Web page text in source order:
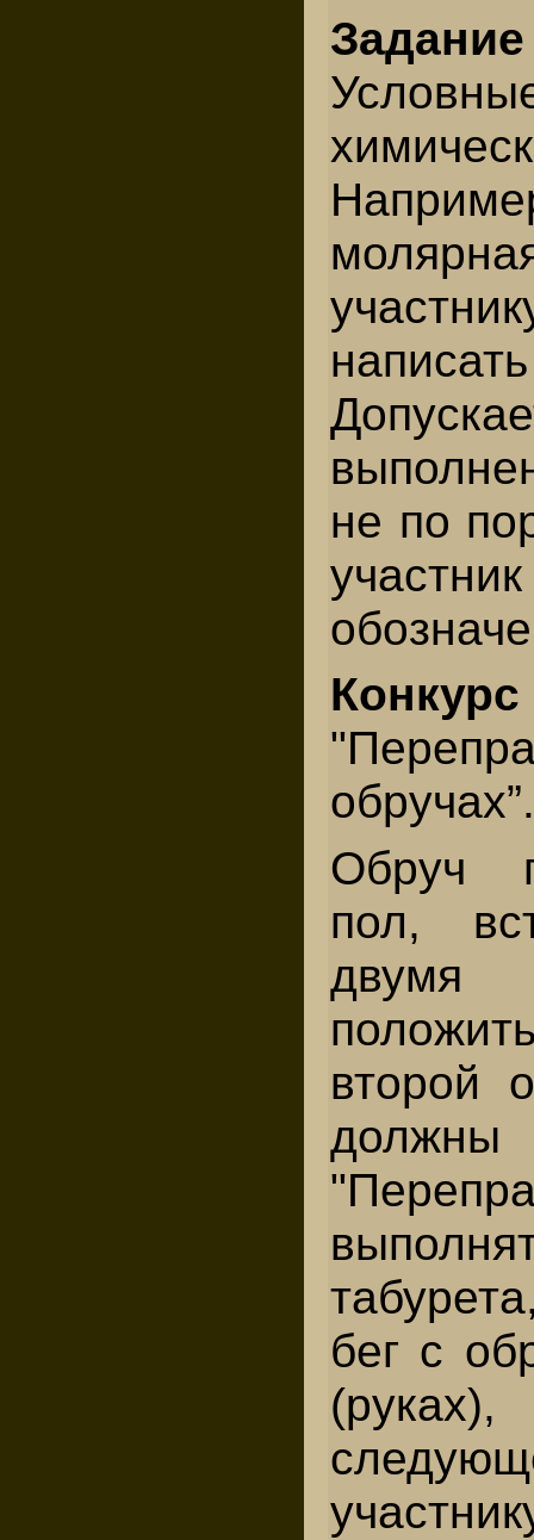
не по
обручах”.
Обруч
пол,
второй
бег с